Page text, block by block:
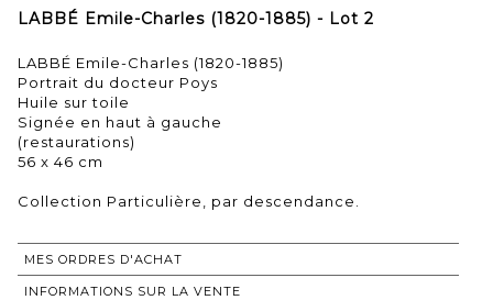
LABBÉ Emile-Charles (1820-1885) - Lot 2
LABBÉ Emile-Charles (1820-1885)
Portrait du docteur Poys
Huile sur toile
Signée en haut à gauche
(restaurations)
56 x 46 cm
Collection Particulière, par descendance.
MES ORDRES D'ACHAT
INFORMATIONS SUR LA VENTE